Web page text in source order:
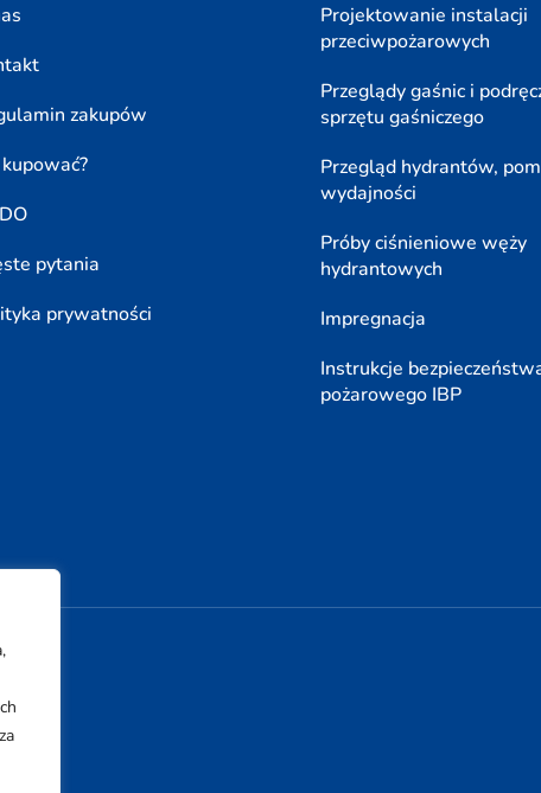
zakupów
kupować?
pytania
prywatności
Projektowanie instalacji
przeciwpożarowych
Przeglądy gaśnic i
sprzętu gaśniczego
Przegląd hydrantów,
wydajności
Próby ciśnieniowe węży
hydrantowych
Impregnacja
Instrukcje
pożarowego IBP